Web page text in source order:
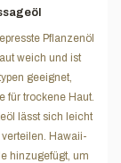
Pflanzenöl
weich und ist
geeignet,
für trockene Haut.
lässt sich leicht
Hawaii-
hinzugefügt, um